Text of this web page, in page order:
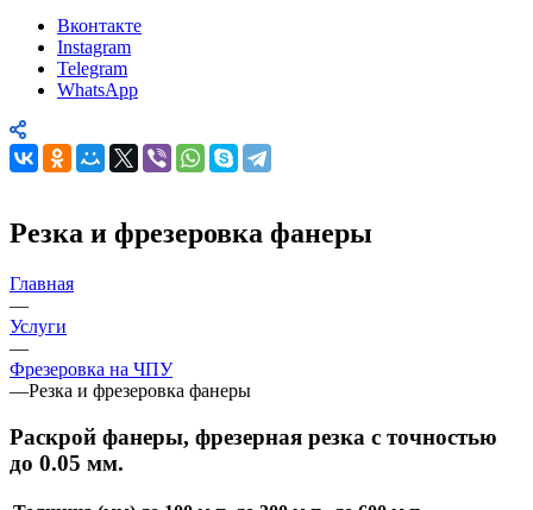
Вконтакте
Instagram
Telegram
WhatsApp
Резка и фрезеровка фанеры
Главная
—
Услуги
—
Фрезеровка на ЧПУ
—Резка и фрезеровка фанеры
Раскрой фанеры, фрезерная резка с точностью
до 0.05 мм.